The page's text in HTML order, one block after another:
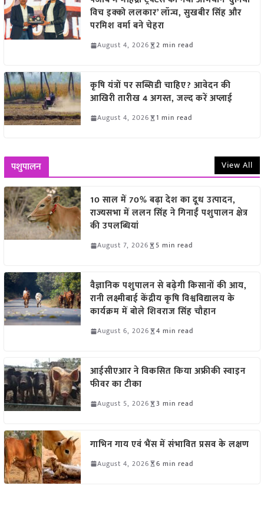
विच इक्को ललकार’ लॉन्च, सुखबीर सिंह और
परमिश वर्मा बने चेहरा
August 4, 2026 2 min read
कृषि यंत्रों पर सब्सिडी चाहिए? आवेदन की
आखिरी तारीख 4 अगस्त, जल्द करें अप्लाई
August 4, 2026 1 min read
पशुपालन View All
10 साल में 70% बढ़ा देश का दूध उत्पादन,
राज्यसभा में ललन सिंह ने गिनाईं पशुपालन क्षेत्र
की उपलब्धियां
August 7, 2026 5 min read
वैज्ञानिक पशुपालन से बढ़ेगी किसानों की आय,
रानी लक्ष्मीबाई केंद्रीय कृषि विश्वविद्यालय के
कार्यक्रम में बोले शिवराज सिंह चौहान
August 6, 2026 4 min read
आईसीएआर ने विकसित किया अफ्रीकी स्वाइन
फीवर का टीका
August 5, 2026 3 min read
गाभिन गाय एवं भैंस में संभावित प्रसव के लक्षण
August 4, 2026 6 min read